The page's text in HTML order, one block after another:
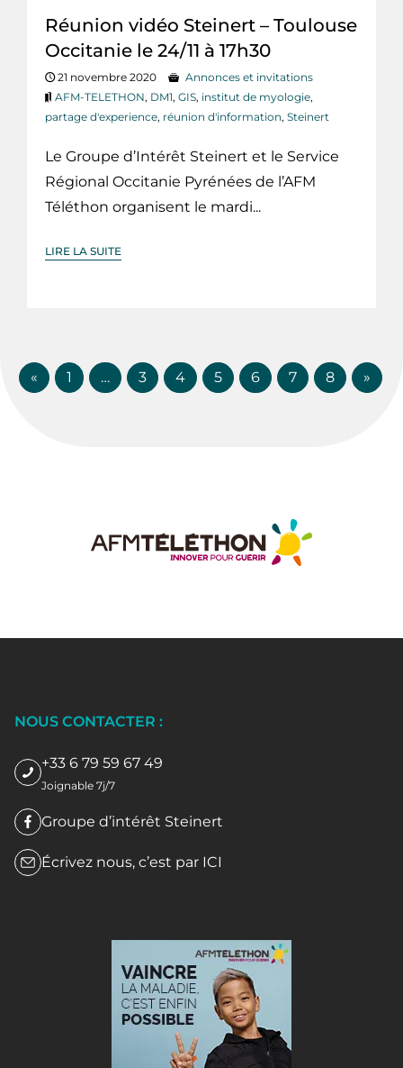
Réunion vidéo Steinert – Toulouse
Occitanie le 24/11 à 17h30
21 novembre 2020
Annonces et invitations
AFM-TELETHON, DM1, GIS, institut de myologie,
partage d'experience, réunion d'information, Steinert
Le Groupe d’Intérêt Steinert et le Service
Régional Occitanie Pyrénées de l’AFM
Téléthon organisent le mardi...
LIRE LA SUITE
« 1 … 3 4 5 6 7 8 »
NOUS CONTACTER :
+33 6 79 59 67 49
Joignable 7j/7
Groupe d’intérêt Steinert
Écrivez nous, c’est par ICI